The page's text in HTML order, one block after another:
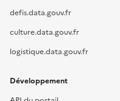
defis.data.gouv.fr
culture.data.gouv.fr
logistique.data.gouv.fr
Développement